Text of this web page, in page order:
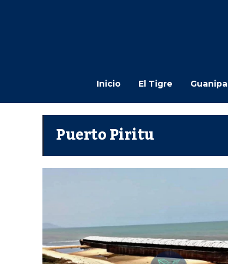
Inicio El Tigre Guanipa
Puerto Piritu